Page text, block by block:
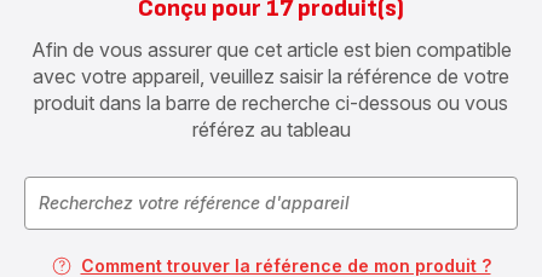
Conçu pour 17 produit(s)
Afin de vous assurer que cet article est bien compatible
avec votre appareil, veuillez saisir la référence de votre
produit dans la barre de recherche ci-dessous ou vous
référez au tableau
Comment trouver la référence de mon produit ?